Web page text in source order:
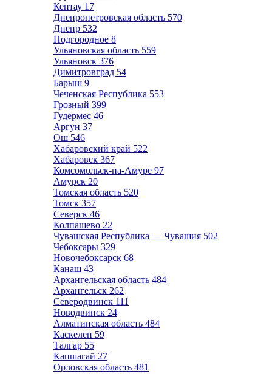
Кентау 17
Днепропетровская область 570
Днепр 532
Подгородное 8
Ульяновская область 559
Ульяновск 376
Димитровград 54
Барыш 9
Чеченская Республика 553
Грозный 399
Гудермес 46
Аргун 37
Ош 546
Хабаровский край 522
Хабаровск 367
Комсомольск-на-Амуре 97
Амурск 20
Томская область 520
Томск 357
Северск 46
Колпашево 22
Чувашская Республика — Чувашия 502
Чебоксары 329
Новочебоксарск 68
Канаш 43
Архангельская область 484
Архангельск 262
Северодвинск 111
Новодвинск 24
Алматинская область 484
Каскелен 59
Талгар 55
Капшагай 27
Орловская область 481